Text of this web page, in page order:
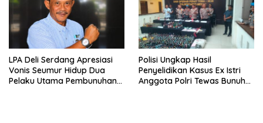
LPA Deli Serdang Apresiasi
Vonis Seumur Hidup Dua
Pelaku Utama Pembunuhan
Polisi Ungkap Hasil
Penyelidikan Kasus Ex Istri
Anggota Polri Tewas Bunuh